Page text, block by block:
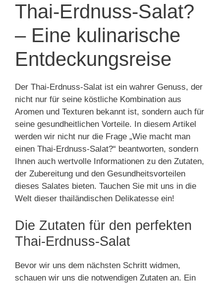
Thai-Erdnuss-Salat?
– Eine kulinarische
Entdeckungsreise
Der Thai-Erdnuss-Salat ist ein wahrer Genuss, der
nicht nur für seine köstliche Kombination aus
Aromen und Texturen bekannt ist, sondern auch für
seine gesundheitlichen Vorteile. In diesem Artikel
werden wir nicht nur die Frage „Wie macht man
einen Thai-Erdnuss-Salat?“ beantworten, sondern
Ihnen auch wertvolle Informationen zu den Zutaten,
der Zubereitung und den Gesundheitsvorteilen
dieses Salates bieten. Tauchen Sie mit uns in die
Welt dieser thailändischen Delikatesse ein!
Die Zutaten für den perfekten
Thai-Erdnuss-Salat
Bevor wir uns dem nächsten Schritt widmen,
schauen wir uns die notwendigen Zutaten an. Ein